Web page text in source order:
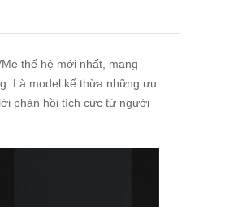
thế hệ mới nhất, mang
Là model kế thừa những ưu
phản hồi tích cực từ người